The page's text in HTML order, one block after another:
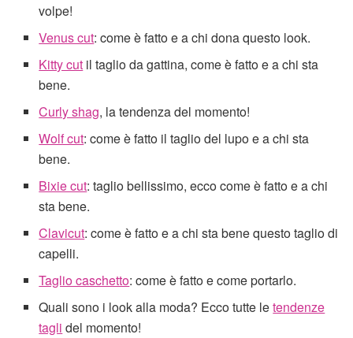
volpe!
Venus cut: come è fatto e a chi dona questo look.
Kitty cut il taglio da gattina, come è fatto e a chi sta
bene.
Curly shag, la tendenza del momento!
Wolf cut: come è fatto il taglio del lupo e a chi sta
bene.
Bixie cut: taglio bellissimo, ecco come è fatto e a chi
sta bene.
Clavicut: come è fatto e a chi sta bene questo taglio di
capelli.
Taglio caschetto: come è fatto e come portarlo.
Quali sono i look alla moda? Ecco tutte letendenze
tagli del momento!